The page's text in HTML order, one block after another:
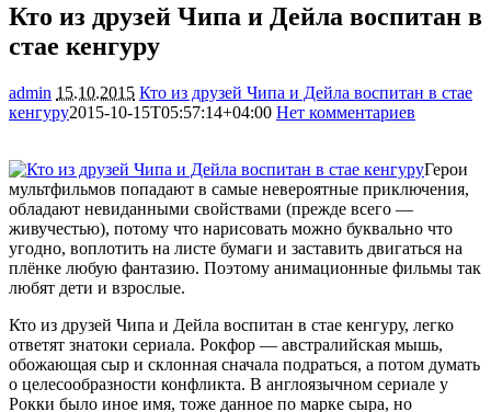
Кто из друзей Чипа и Дейла воспитан в
стае кенгуру
admin 15.10.2015 Кто из друзей Чипа и Дейла воспитан в стае
кенгуру2015-10-15T05:57:14+04:00 Нет комментариев
Герои
мультфильмов попадают в самые невероятные приключения,
обладают невиданными свойствами (прежде всего —
живучестью), потому что нарисовать можно буквально что
угодно, воплотить на листе бумаги и заставить двигаться на
плёнке любую фантазию. Поэтому анимационные фильмы так
любят дети и взрослые.
Кто из друзей Чипа и Дейла воспитан в стае кенгуру, легко
ответят знатоки сериала. Рокфор — австралийская мышь,
обожающая сыр и склонная сначала подраться, а потом думать
о целесообразности конфликта. В англоязычном сериале у
Рокки было иное имя, тоже данное по марке сыра, но